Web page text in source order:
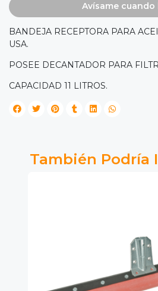
Avísame cuando
BANDEJA RECEPTORA PARA
USA.
POSEE DECANTADOR PARA
CAPACIDAD 11 LITROS.
También Podría